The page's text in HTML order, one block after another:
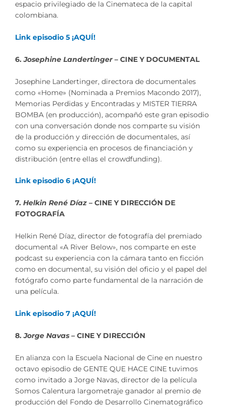
espacio privilegiado de la Cinemateca de la capital
colombiana.
Link episodio 5 ¡AQUÍ!
6.Josephine Landertinger– CINE Y DOCUMENTAL
Josephine Landertinger, directora de documentales
como «Home» (Nominada a Premios Macondo 2017),
Memorias Perdidas y Encontradas y MISTER TIERRA
BOMBA (en producción), acompañó este gran episodio
con una conversación donde nos comparte su visión
de la producción y dirección de documentales, así
como su experiencia en procesos de financiación y
distribución (entre ellas el crowdfunding).
Link episodio 6 ¡AQUÍ!
7. Helkin René Díaz – CINE Y DIRECCIÓN DE
FOTOGRAFÍA
Helkin René Díaz, director de fotografía del premiado
documental «A River Below», nos comparte en este
podcast su experiencia con la cámara tanto en ficción
como en documental, su visión del oficio y el papel del
fotógrafo como parte fundamental de la narración de
una película.
Link episodio 7 ¡AQUÍ!
8.Jorge Navas – CINE Y DIRECCIÓN
En alianza con la Escuela Nacional de Cine en nuestro
octavo episodio de GENTE QUE HACE CINE tuvimos
como invitado a Jorge Navas, director de la película
Somos Calentura largometraje ganador al premio de
producción del Fondo de Desarrollo Cinematográfico